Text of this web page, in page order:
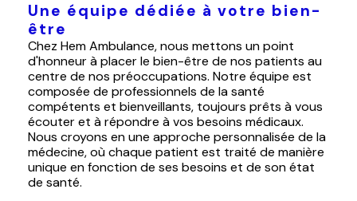
Une équipe dédiée à votre bien-
être
Chez Hem Ambulance, nous mettons un point
d'honneur à placer le bien-être de nos patients au
centre de nos préoccupations. Notre équipe est
composée de professionnels de la santé
compétents et bienveillants, toujours prêts à vous
écouter et à répondre à vos besoins médicaux.
Nous croyons en une approche personnalisée de la
médecine, où chaque patient est traité de manière
unique en fonction de ses besoins et de son état
de santé.